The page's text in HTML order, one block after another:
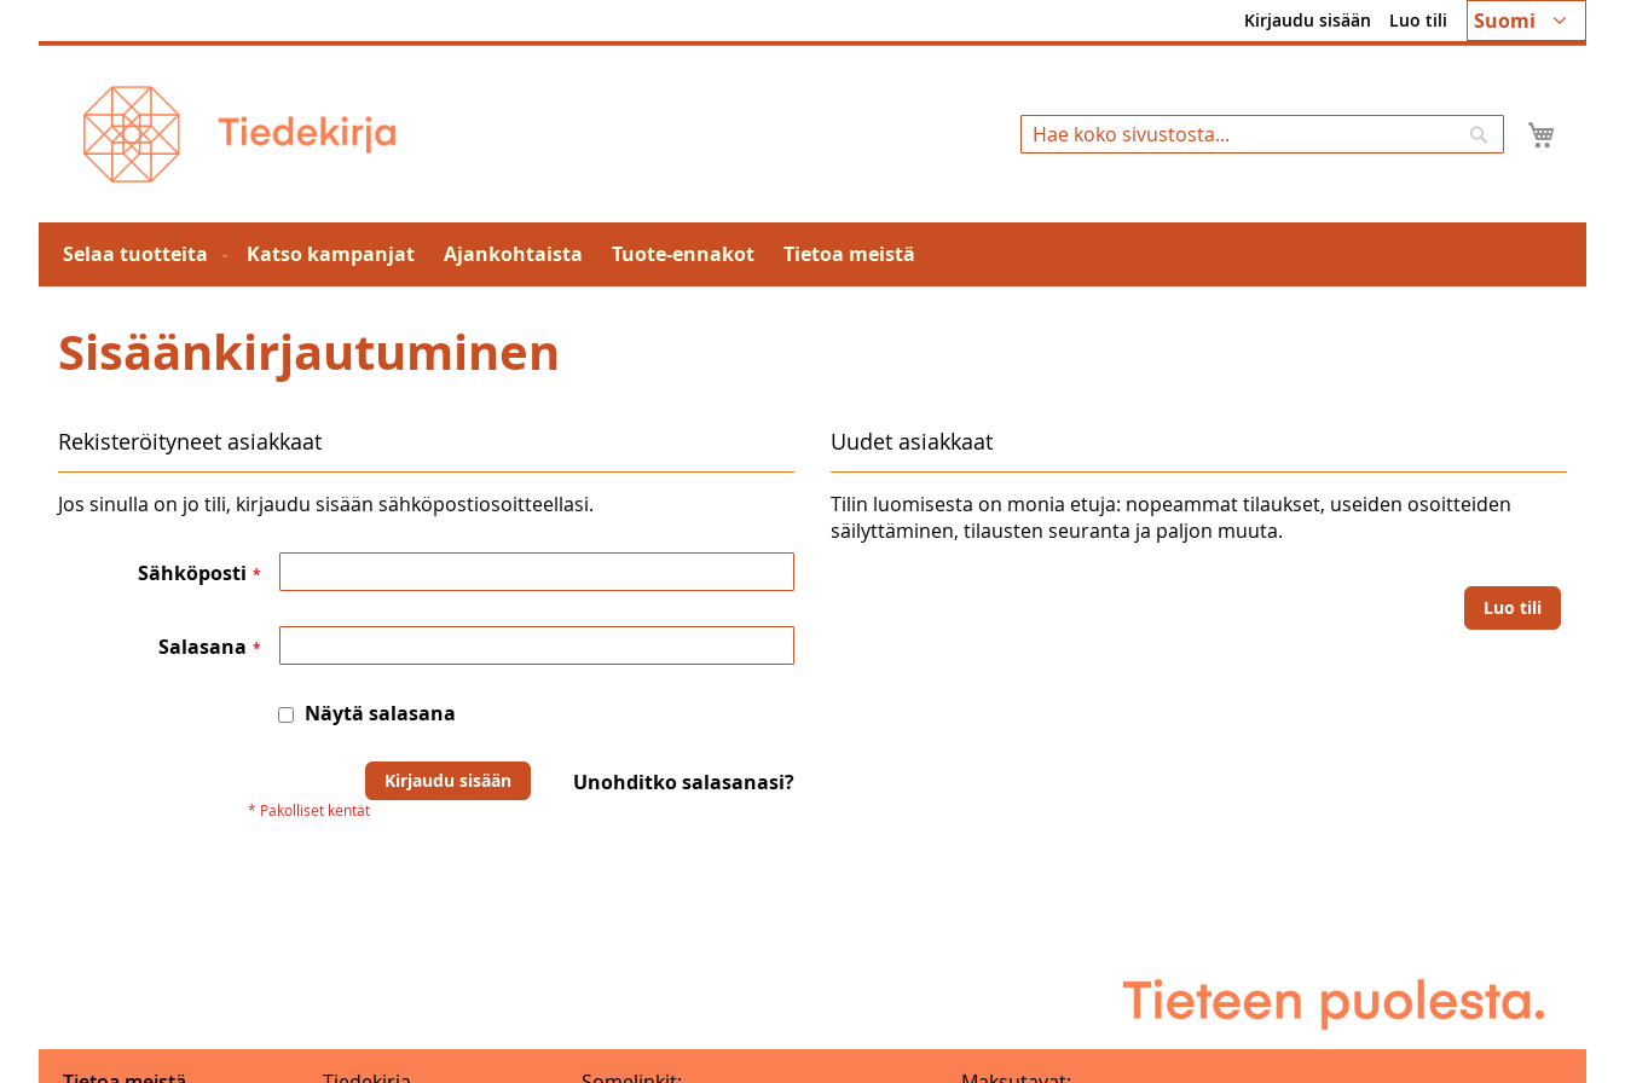
to
Kieli
Suomi
Kirjaudu sisään Luo tili
Hae
Selaa tuotteita Katso kampanjat Ajankohtaista Tuote-ennakot Tietoa meistä
Sisäänkirjautuminen
Rekisteröityneet asiakkaat
Jos sinulla on jo tili, kirjaudu sisään sähköpostiosoitteellasi.
Sähköposti
Salasana
Näytä salasana
Kirjaudu sisään Unohditko salasanasi?
Uudet asiakkaat
Tilin luomisesta on monia etuja: nopeammat tilaukset, useiden osoitteiden
säilyttäminen, tilausten seuranta ja paljon muuta.
Luo tili